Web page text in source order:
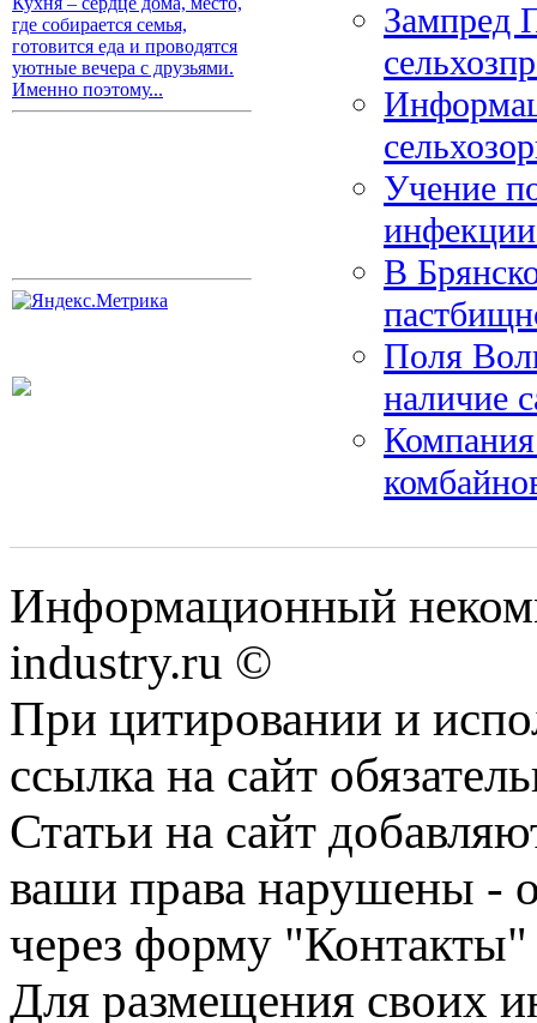
где собирается семья,
готовится еда и проводятся
уютные вечера с друзьями.
Именно поэтому...
Зампред
Учение
В
Поля
наличие
Информационный
industry.ru ©
При цитировании и
ссылка на сайт
Статьи на сайт
ваши права нарушены -
через форму "Контакты"
Для размещения своих